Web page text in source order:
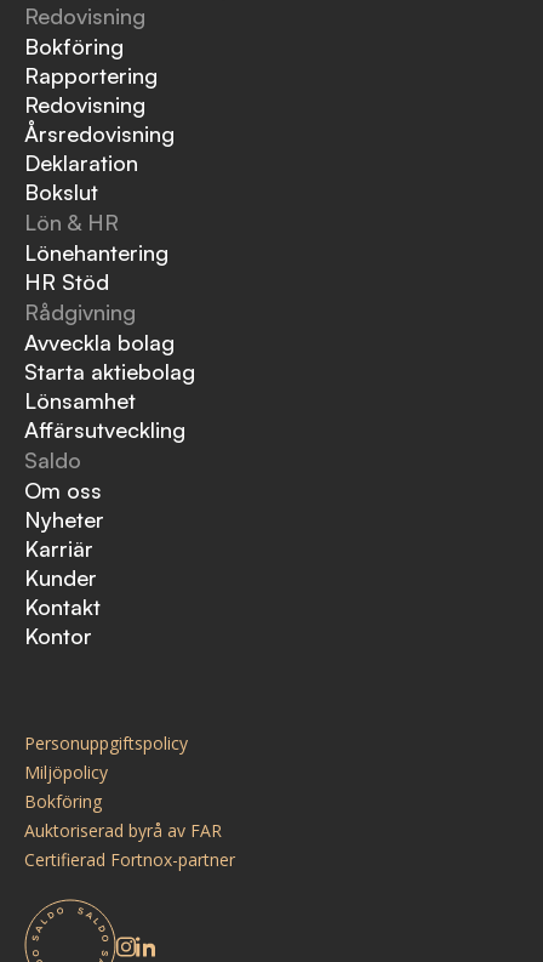
Redovisning
Bokföring
Rapportering
Redovisning
Årsredovisning
Deklaration
Bokslut
Lön & HR
Lönehantering
HR Stöd
Rådgivning
Avveckla bolag
Starta aktiebolag
Lönsamhet
Affärsutveckling
Saldo
Om oss
Nyheter
Karriär
Kunder
Kontakt
Kontor
Personuppgiftspolicy
Miljöpolicy
Bokföring
Auktoriserad byrå av FAR
Certifierad Fortnox-partner